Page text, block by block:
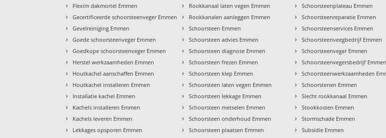
› Flexim dakmortel Emmen
› Gecertificeerde schoorsteenveger Emmen
› Gevelreiniging Emmen
› Goede schoorsteenveger Emmen
› Goedkope schoorsteenveger Emmen
› Herstel werkzaamheden Emmen
› Houtkachel aanschaffen Emmen
› Houtkachel installeren Emmen
› Installatie kachel Emmen
› Kachels installeren Emmen
› Kachels leveren Emmen
› Lekkages opsporen Emmen
› Rookkanaal laten vegen Emmen
› Rookkanalen aanleggen Emmen
› Schoorsteen Emmen
› Schoorsteen advies Emmen
› Schoorsteen diagnose Emmen
› Schoorsteen frezen Emmen
› Schoorsteen klep Emmen
› Schoorsteen laten vegen Emmen
› Schoorsteen lekkage Emmen
› Schoorsteen metselen Emmen
› Schoorsteen onderhoud Emmen
› Schoorsteen plaatsen Emmen
› Schoorsteenplateau Emmen
› Schoorsteenreparatie Emmen
› Schoorsteenservices Emmen
› Schoorsteenveegbedrijf Emmen
› Schoorsteenveger Emmen
› Schoorsteenvegersbedrijf Emmen
› Schoorsteenwerkzaamheden
› Schoorstenen Emmen
› Slecht rookkanaal Emmen
› Stookkosten Emmen
› Stormschade Emmen
› Subsidie Emmen